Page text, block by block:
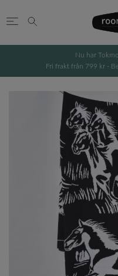
Nu har
Fri frakt från 799 kr -